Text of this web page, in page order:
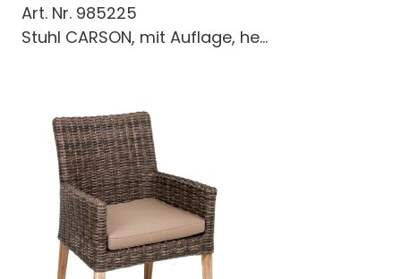
Art. Nr. 985225
Stuhl CARSON, mit Auflage, he...